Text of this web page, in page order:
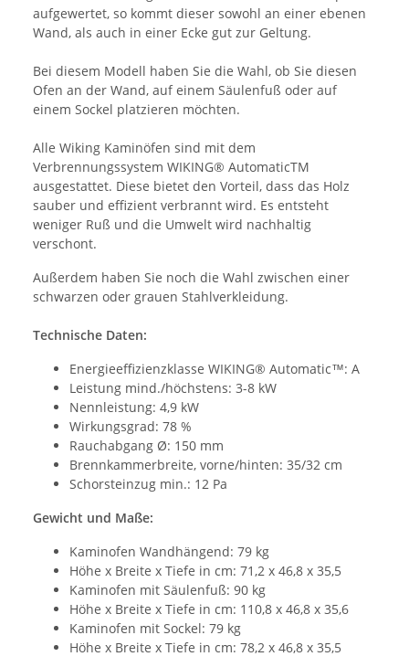
aufgewertet, so kommt dieser sowohl an einer ebenen
Wand, als auch in einer Ecke gut zur Geltung.
Bei diesem Modell haben Sie die Wahl, ob Sie diesen
Ofen an der Wand, auf einem Säulenfuß oder auf
einem Sockel platzieren möchten.
Alle Wiking Kaminöfen sind mit dem
Verbrennungssystem WIKING® AutomaticTM
ausgestattet. Diese bietet den Vorteil, dass das Holz
sauber und effizient verbrannt wird. Es entsteht
weniger Ruß und die Umwelt wird nachhaltig
verschont.
Außerdem haben Sie noch die Wahl zwischen einer
schwarzen oder grauen Stahlverkleidung.
Technische Daten:
Energieeffizienzklasse WIKING® Automatic™: A
Leistung mind./höchstens: 3-8 kW
Nennleistung: 4,9 kW
Wirkungsgrad: 78 %
Rauchabgang Ø: 150 mm
Brennkammerbreite, vorne/hinten: 35/32 cm
Schorsteinzug min.: 12 Pa
Gewicht und Maße:
Kaminofen Wandhängend: 79 kg
Höhe x Breite x Tiefe in cm: 71,2 x 46,8 x 35,5
Kaminofen mit Säulenfuß: 90 kg
Höhe x Breite x Tiefe in cm: 110,8 x 46,8 x 35,6
Kaminofen mit Sockel: 79 kg
Höhe x Breite x Tiefe in cm: 78,2 x 46,8 x 35,5